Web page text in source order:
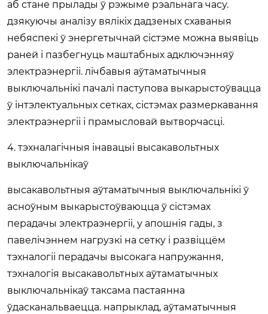
аб стане прылады ў рэжыме рэальнага часу.
дзякуючы аналізу вялікіх дадзеных схаваныя
небяспекі ў энергетычнай сістэме можна выявіць
раней і пазбегнуць маштабных адключэнняў
электраэнергіі. лічбавыя аўтаматычныя
выключальнікі пачалі паступова выкарыстоўвацца
ў інтэлектуальных сетках, сістэмах размеркавання
электраэнергіі і прамысловай вытворчасці.
4. тэхналагічныя інавацыі высакавольтных
выключальнікаў
высакавольтныя аўтаматычныя выключальнікі ў
асноўным выкарыстоўваюцца ў сістэмах
перадачы электраэнергіі, у апошнія гады, з
павелічэннем нагрузкі на сетку і развіццём
тэхналогіі перадачы высокага напружання,
тэхналогія высакавольтных аўтаматычных
выключальнікаў таксама пастаянна
ўдасканальваецца. напрыклад, аўтаматычныя